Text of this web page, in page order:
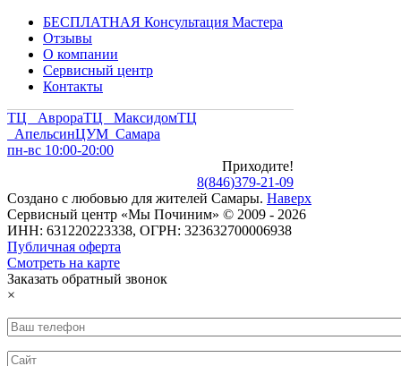
БЕСПЛАТНАЯ Консультация Мастера
Отзывы
О компании
Сервисный центр
Контакты
ТЦ АврораТЦ МаксидомТЦ
АпельсинЦУМ Самара
пн-вс 10:00-20:00
Приходите!
8(846)379-21-09
Создано с любовью для жителей Самары. Наверх
Сервисный центр «Мы Починим» © 2009 - 2026
ИНН: 631220223338, ОГРН: 323632700006938
Публичная оферта
Смотреть на карте
Заказать обратный звонок
×